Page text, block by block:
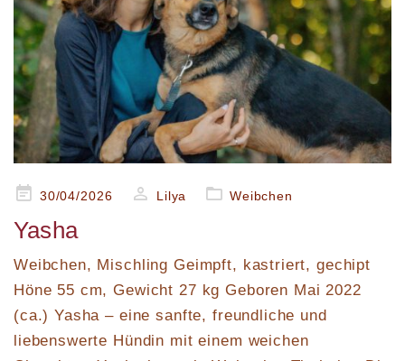
Posted30/04/2026 Lilya Weibchen
Yasha
Weibchen, Mischling Geimpft, kastriert, gechipt
Höne 55 cm, Gewicht 27 kg Geboren Mai 2022
(ca.) Yasha – eine sanfte, freundliche und
liebenswerte Hündin mit einem weichen